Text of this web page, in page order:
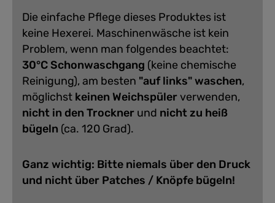
Die einfache Pflege dieses Produktes ist
keine Hexerei. Maschinenwäsche ist kein
Problem, wenn man folgendes beachtet:
30°C Schonwaschgang (keine chemische
Reinigung), am besten "auf links" waschen,
möglichst keinen Weichspülerverwenden,
nicht in den Trockner und nicht zu heiß
bügeln (ca. 120 Grad).
Ganz wichtig: Bitte niemals über den Druck
und nicht über Patches / Knöpfe bügeln!